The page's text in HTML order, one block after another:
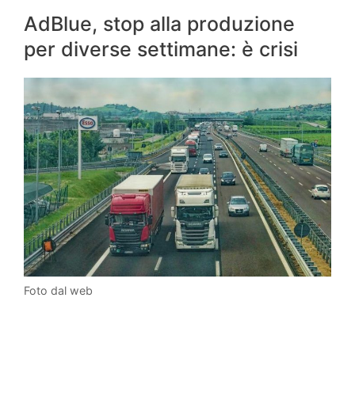
AdBlue, stop alla produzione
per diverse settimane: è crisi
Foto dal web